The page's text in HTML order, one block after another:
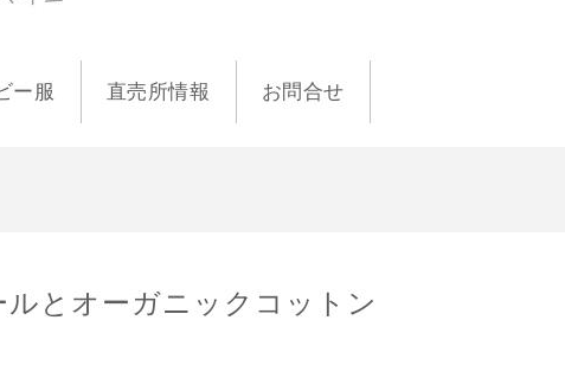
ー服 直売所情報 お問合せ
とオーガニックコットン